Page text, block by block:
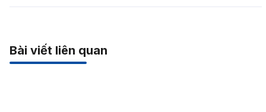
Bài viết liên quan